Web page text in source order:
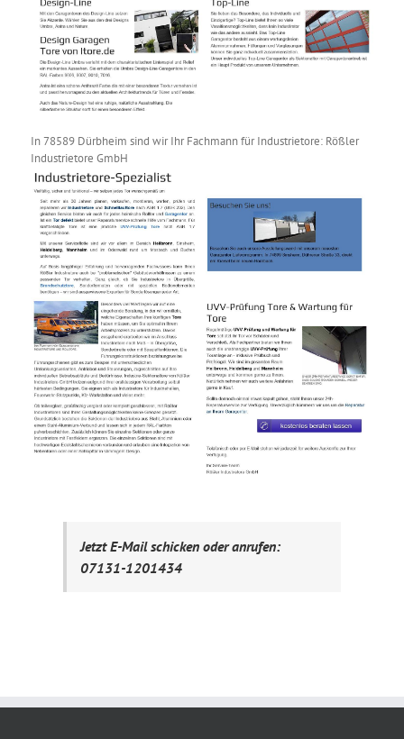
In 78589 Dürbheim sind wir Ihr Fachmann für Industrietore: Rößler
Industrietore GmbH
Jetzt E-Mail schicken oder anrufen:
07131-1201434